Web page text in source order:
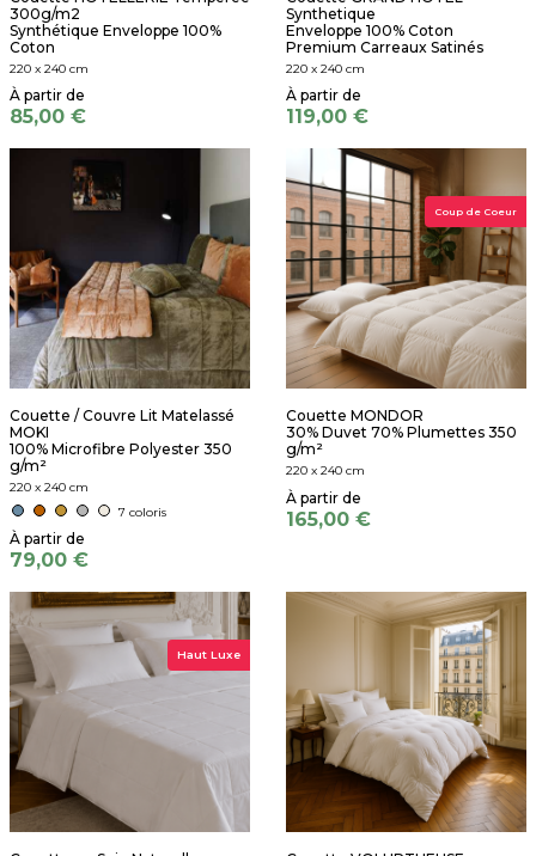
300g/m2
Synthétique Enveloppe 100%
Coton
220 x 240 cm
85,00 €
Synthetique
Enveloppe 100% Coton
Premium Carreaux Satinés
220 x 240 cm
119,00 €
Couette / Couvre Lit Matelassé
MOKI
100% Microfibre Polyester 350
g/m²
220 x 240 cm
7 coloris
79,00 €
Coup de Coeur
Couette MONDOR
30% Duvet 70% Plumettes 350
g/m²
220 x 240 cm
165,00 €
Haut Luxe